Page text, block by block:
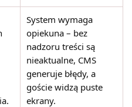
System wymaga
opiekuna – bez
nadzoru treści są
nieaktualne, CMS
generuje błędy, a
goście widzą puste
ekrany.